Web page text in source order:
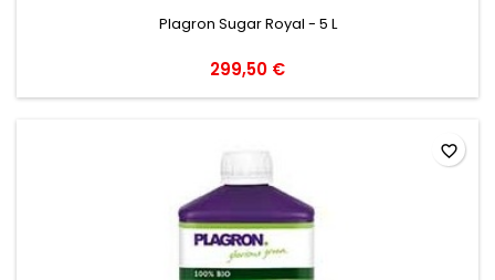
Plagron Sugar Royal - 5 L
299,50 €
favorite_border